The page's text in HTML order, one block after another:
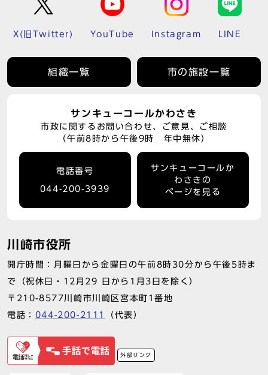
X(旧Twitter) YouTube Instagram LINE
組織一覧 市の施設一覧
サンキューコールかわさき
市政に関するお問い合わせ、ご意見、ご相談
（午前8時から午後9時 年中無休）
電話番号
044-200-3939
サンキューコールか
わさきの
ページを見る
川崎市役所
開庁時間：月曜日から金曜日の午前8時30分から午後5時ま
で（祝休日・12月29 日から1月3日を除く）
〒210-8577川崎市川崎区宮本町1番地
電話： 044-200-2111 （代表）
外部リンク